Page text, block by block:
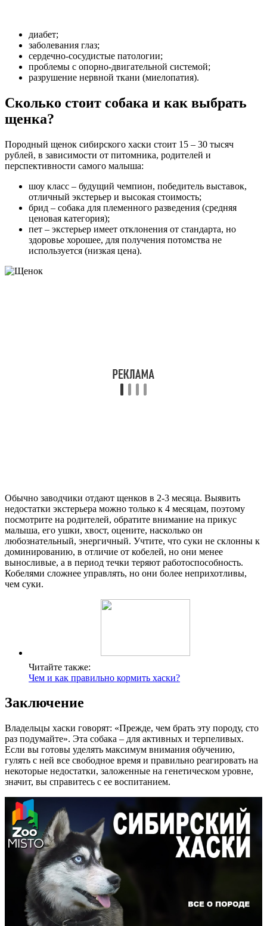
диабет;
заболевания глаз;
сердечно-сосудистые патологии;
проблемы с опорно-двигательной системой;
разрушение нервной ткани (миелопатия).
Сколько стоит собака и как выбрать
щенка?
Породный щенок сибирского хаски стоит 15 – 30 тысяч
рублей, в зависимости от питомника, родителей и
перспективности самого малыша:
шоу класс – будущий чемпион, победитель выставок,
отличный экстерьер и высокая стоимость;
брид – собака для племенного разведения (средняя
ценовая категория);
пет – экстерьер имеет отклонения от стандарта, но
здоровье хорошее, для получения потомства не
используется (низкая цена).
Обычно заводчики отдают щенков в 2-3 месяца. Выявить
недостатки экстерьера можно только к 4 месяцам, поэтому
посмотрите на родителей, обратите внимание на прикус
малыша, его ушки, хвост, оцените, насколько он
любознательный, энергичный. Учтите, что суки не склонны к
доминированию, в отличие от кобелей, но они менее
выносливые, а в период течки теряют работоспособность.
Кобелями сложнее управлять, но они более неприхотливы,
чем суки.
Читайте также:
Чем и как правильно кормить хаски?
Заключение
Владельцы хаски говорят: «Прежде, чем брать эту породу, сто
раз подумайте». Эта собака – для активных и терпеливых.
Если вы готовы уделять максимум внимания обучению,
гулять с ней все свободное время и правильно реагировать на
некоторые недостатки, заложенные на генетическом уровне,
значит, вы справитесь с ее воспитанием.